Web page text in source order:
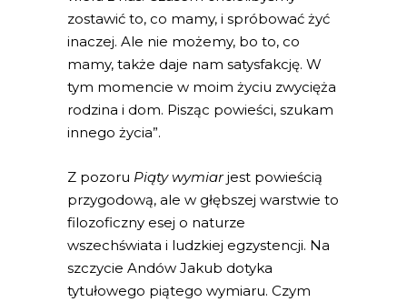
zostawić to, co mamy, i spróbować żyć
inaczej. Ale nie możemy, bo to, co
mamy, także daje nam satysfakcję. W
tym momencie w moim życiu zwycięża
rodzina i dom. Pisząc powieści, szukam
innego życia”.
Z pozoru Piąty wymiarjest powieścią
przygodową, ale w głębszej warstwie to
filozoficzny esej o naturze
wszechświata i ludzkiej egzystencji. Na
szczycie Andów Jakub dotyka
tytułowego piątego wymiaru. Czym